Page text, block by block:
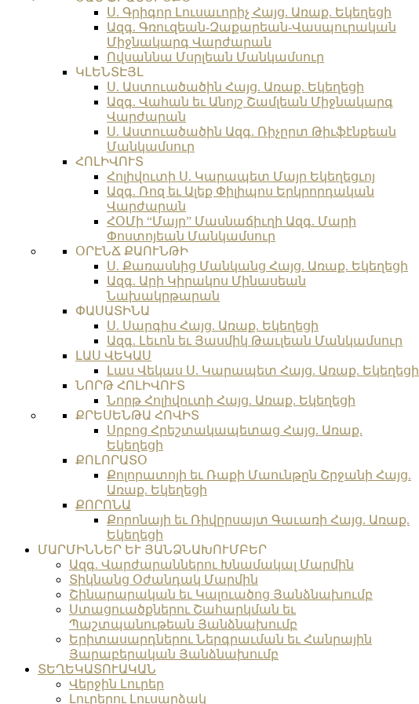
Ս. Գրիգոր Լուսաւորիչ Հայց. Առաք. Եկեղեցի
Ազգ. Գռուզեան-Զաքարեան-Վասպուրական
Միջնակարգ Վարժարան
Ովսաննա Մսրլեան Մանկամսուր
ԿԼԵՆՏԷՅԼ
Ս. Աստուածածին Հայց. Առաք. Եկեղեցի
Ազգ. Վահան եւ Անոյշ Շամլեան Միջնակարգ
Վարժարան
Ս. Աստուածածին Ազգ. Ռիչըրտ Թիւֆէնքեան
Մանկամսուր
ՀՈԼԻՎՈՒՏ
Հոլիվուտի Ս. Կարապետ Մայր Եկեղեցւոյ
Ազգ. Ռոզ եւ Ալեք Փիլիպոս Երկրորդական
Վարժարան
ՀՕՄի “Մայր” Մասնաճիւղի Ազգ. Մարի
Փոստոյեան Մանկամսուր
ՕՐԷՆՃ ՔԱՈՒՆԹԻ
Ս. Քառասնից Մանկանց Հայց. Առաք. Եկեղեցի
Ազգ. Արի Կիրակոս Մինասեան
Նախակրթարան
ՓԱՍԱՏԻՆԱ
Ս. Սարգիս Հայց. Առաք. Եկեղեցի
Ազգ. Լեւոն եւ Յասմիկ Թաւլեան Մանկամսուր
ԼԱՍ ՎԵԿԱՍ
Լաս Վեկաս Ս. Կարապետ Հայց. Առաք. Եկեղեցի
ՆՈՐԹ ՀՈԼԻՎՈՒՏ
Նորթ Հոլիվուտի Հայց. Առաք. Եկեղեցի
ՔՐԵՍԵՆԹԱ ՀՈՎԻՏ
Սրբոց Հրեշտակապետաց Հայց. Առաք.
Եկեղեցի
ՔՈԼՈՐԱՏՕ
Քոլորատոյի եւ Ռաքի Մաունթըն Շրջանի Հայց.
Առաք. Եկեղեցի
ՔՈՐՈՆԱ
Քորոնայի եւ Ռիվըրսայտ Գաւառի Հայց. Առաք.
Եկեղեցի
ՄԱՐՄԻՆՆԵՐ ԵՒ ՅԱՆՁՆԱԽՈՒՄԲԵՐ
Ազգ. Վարժարաններու Խնամակալ Մարմին
Տիկնանց Օժանդակ Մարմին
Շինարարական եւ Կալուածոց Յանձնախումբ
Ստացուածքներու Շահարկման եւ
Պաշտպանութեան Յանձնախումբ
Երիտասարդներու Ներգրաւման եւ Հանրային
Յարաբերական Յանձնախումբ
ՏԵՂԵԿԱՏՈՒԱԿԱՆ
Վերջին Լուրեր
Լուրերու Լուսարձակ